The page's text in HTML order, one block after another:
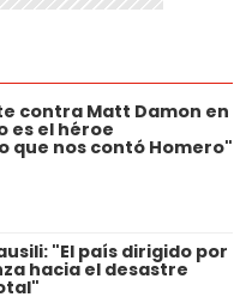
contra Matt Damon en
es el héroe
que nos contó Homero"
"El país dirigido por
hacia el desastre